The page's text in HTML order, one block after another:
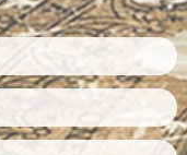
Phù Điêu Và Những
Thực Trong Đời
Sống Thường Ngày